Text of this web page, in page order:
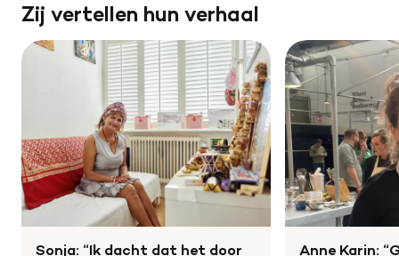
Zij vertellen hun verhaal
Sonja: “Ik dacht dat het door Anne Karin: